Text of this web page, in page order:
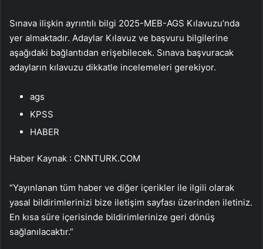
Sınava ilişkin ayrıntılı bilgi 2025-MEB-AGS Kılavuzu’nda
yer almaktadır. Adaylar Kılavuz ve başvuru bilgilerine
aşağıdaki bağlantıdan erişebilecek. Sınava başvuracak
adayların kılavuzu dikkatle incelemeleri gerekiyor.
ags
KPSS
HABER
Haber Kaynak : CNNTURK.COM
“Yayınlanan tüm haber ve diğer içerikler ile ilgili olarak
yasal bildirimlerinizi bize iletişim sayfası üzerinden iletiniz.
En kısa süre içerisinde bildirimlerinize geri dönüş
sağlanılacaktır.”